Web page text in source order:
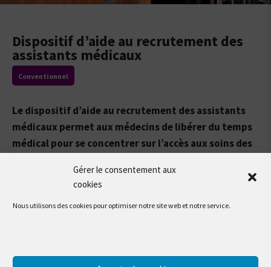
Gérer le consentement aux
cookies
Nous utilisons des cookies pour optimiser notre site web et notre service.
Dispositif d’aide au recrutement des
assistants médicaux
Conventionnel
Le dispositif d’aide au recrutement des assistants
médicaux permet aux médecins de libérer du temps
médical pour se concentrer sur l’accès aux soins des
Retrouvez ci-après tous les avantages du dispositif :
L’Assurance Maladie verse une aide qui contribue au